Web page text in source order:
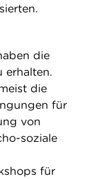
die
erhalten.
die
für
von
soziale
für